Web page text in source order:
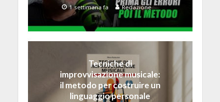
1 settimana fa Redazione
Tecniche di
improvvisazione musicale:
il metodo per costruire un
linguaggio personale